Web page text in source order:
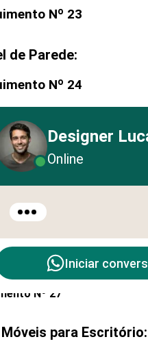
Nº 23
de Parede:
Nº 24
Peças:
Nº 25
Nº 26
e Jardinagem:
Nº 27
para Escritório:
Designer
Online
Iniciar